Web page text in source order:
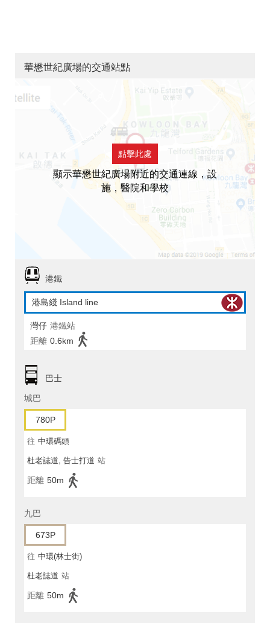
華懋世紀廣場的交通站點
點擊此處
顯示華懋世紀廣場附近的交通連線，設
施，醫院和學校
港鐵
港島綫 Island line
灣仔 港鐵站
距離 0.6km
巴士
城巴
780P
往 中環碼頭
杜老誌道, 告士打道 站
距離 50m
九巴
673P
往 中環(林士街)
杜老誌道 站
距離 50m